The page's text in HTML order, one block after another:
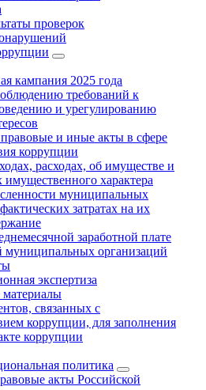
проверок
кампания 2025 года
требований к
и урегулированию
и иные акты в сфере
коррупции
расходах, об имуществе и
имущественного характера
муниципальных
затратах на их
заработной плате
муниципальных организаций
экспертиза
связанных с
коррупции, для заполнения
коррупции
политика
акты Российской